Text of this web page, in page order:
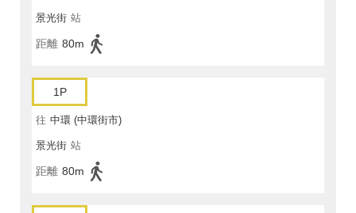
景光街 站
距離 80m
1P
往 中環 (中環街市)
景光街 站
距離 80m